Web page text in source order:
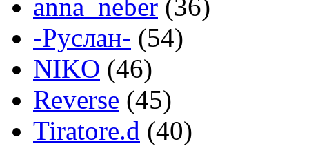
anna_neber (36)
-Руслан- (54)
NIKO (46)
Reverse (45)
Tiratore.d (40)